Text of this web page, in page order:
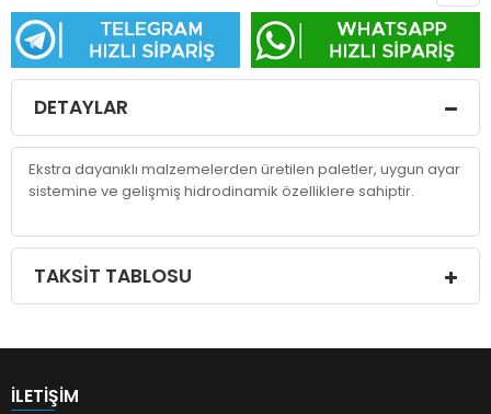
DETAYLAR
Ekstra dayanıklı malzemelerden üretilen paletler, uygun ayar
sistemine ve gelişmiş hidrodinamik özelliklere sahiptir.
TAKSIT TABLOSU
İLETIŞIM